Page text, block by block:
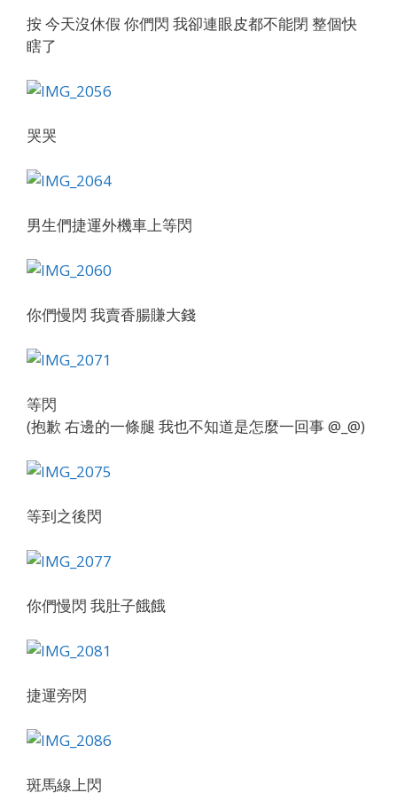
按 今天沒休假 你們閃 我卻連眼皮都不能閉 整個快
瞎了
哭哭
男生們捷運外機車上等閃
你們慢閃 我賣香腸賺大錢
等閃
(抱歉 右邊的一條腿 我也不知道是怎麼一回事 @_@)
等到之後閃
你們慢閃 我肚子餓餓
捷運旁閃
斑馬線上閃